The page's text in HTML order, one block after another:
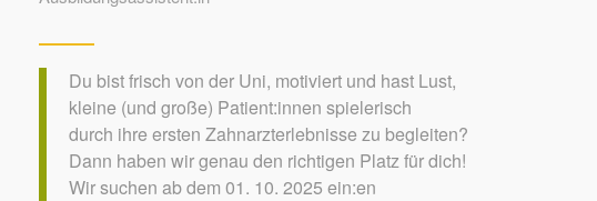
Du bist frisch von der Uni, motiviert und hast Lust,
kleine (und große) Patient:innen spielerisch
durch ihre ersten Zahnarzterlebnisse zu begleiten?
Dann haben wir genau den richtigen Platz für dich!
Wir suchen ab dem 01. 10. 2025 ein:en